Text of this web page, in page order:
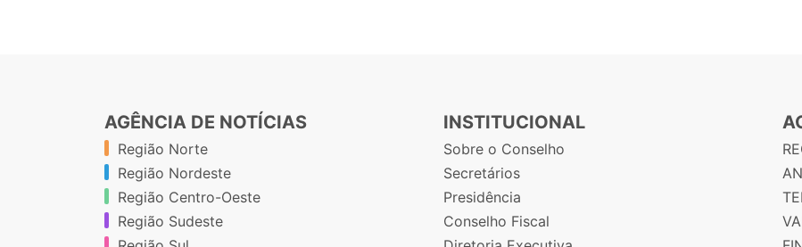
AGÊNCIA DE NOTÍCIAS
Região Norte
Região Nordeste
Região Centro-Oeste
Região Sudeste
INSTITUCIONAL
Sobre o Conselho
Secretários
Presidência
Conselho Fiscal